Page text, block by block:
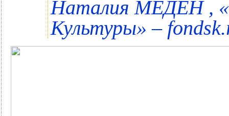
Наталия МЕДЕН ,
Культуры» –